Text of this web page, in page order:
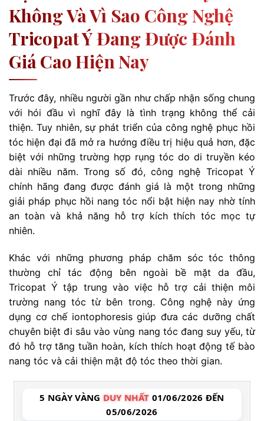
Không Và Vì Sao Công Nghệ
Tricopat Ý Đang Được Đánh
Giá Cao Hiện Nay
Trước đây, nhiều người gần như chấp nhận sống chung
với hói đầu vì nghĩ đây là tình trạng không thể cải
thiện. Tuy nhiên, sự phát triển của công nghệ phục hồi
tóc hiện đại đã mở ra hướng điều trị hiệu quả hơn, đặc
biệt với những trường hợp rụng tóc do di truyền kéo
dài nhiều năm. Trong số đó, công nghệ Tricopat Ý
chính hãng đang được đánh giá là một trong những
giải pháp phục hồi nang tóc nổi bật hiện nay nhờ tính
an toàn và khả năng hỗ trợ kích thích tóc mọc tự
nhiên.
Khác với những phương pháp chăm sóc tóc thông
thường chỉ tác động bên ngoài bề mặt da đầu,
Tricopat Ý tập trung vào việc hỗ trợ cải thiện môi
trường nang tóc từ bên trong. Công nghệ này ứng
dụng cơ chế iontophoresis giúp đưa các dưỡng chất
chuyên biệt đi sâu vào vùng nang tóc đang suy yếu, từ
đó hỗ trợ tăng tuần hoàn, kích thích hoạt động tế bào
nang tóc và cải thiện mật độ tóc theo thời gian.
5 NGÀY VÀNG DUY NHẤT 01/06/2026 ĐẾN
05/06/2026